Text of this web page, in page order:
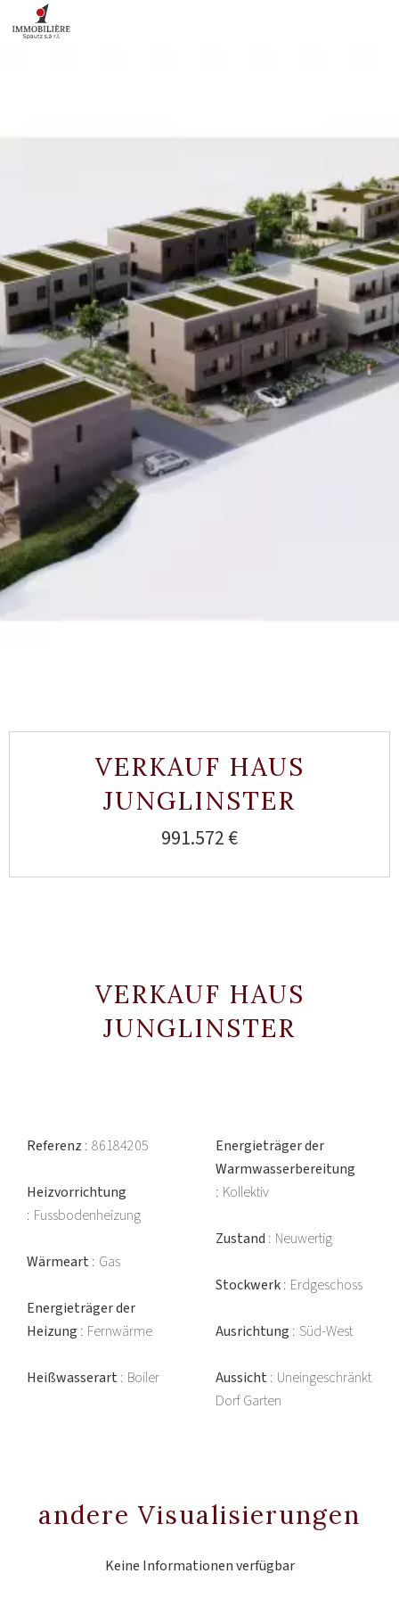
VERKAUF HAUS
JUNGLINSTER
991.572 €
VERKAUF HAUS
JUNGLINSTER
Referenz 86184205
Heizvorrichtung
Fussbodenheizung
Wärmeart Gas
Energieträger der
Heizung Fernwärme
Heißwasserart Boiler
Energieträger der
Warmwasserbereitung
Kollektiv
Zustand Neuwertig
Stockwerk Erdgeschoss
Ausrichtung Süd-West
Aussicht Uneingeschränkt
Dorf Garten
andere Visualisierungen
Keine Informationen verfügbar